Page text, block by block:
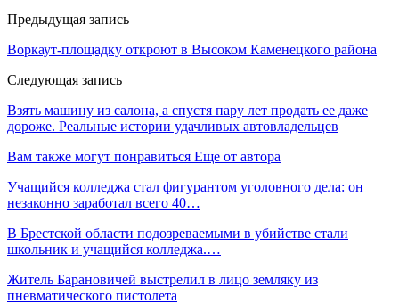
Предыдущая запись
Воркаут-площадку откроют в Высоком Каменецкого района
Следующая запись
Взять машину из салона, а спустя пару лет продать ее даже
дороже. Реальные истории удачливых автовладельцев
Вам также могут понравиться Еще от автора
Учащийся колледжа стал фигурантом уголовного дела: он
незаконно заработал всего 40…
В Брестской области подозреваемыми в убийстве стали
школьник и учащийся колледжа.…
Житель Барановичей выстрелил в лицо земляку из
пневматического пистолета